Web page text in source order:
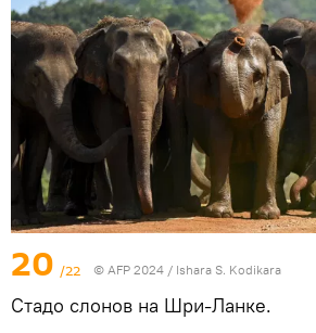
20 /22 © AFP 2024 / Ishara S. Kodikara
Стадо слонов на Шри-Ланке.